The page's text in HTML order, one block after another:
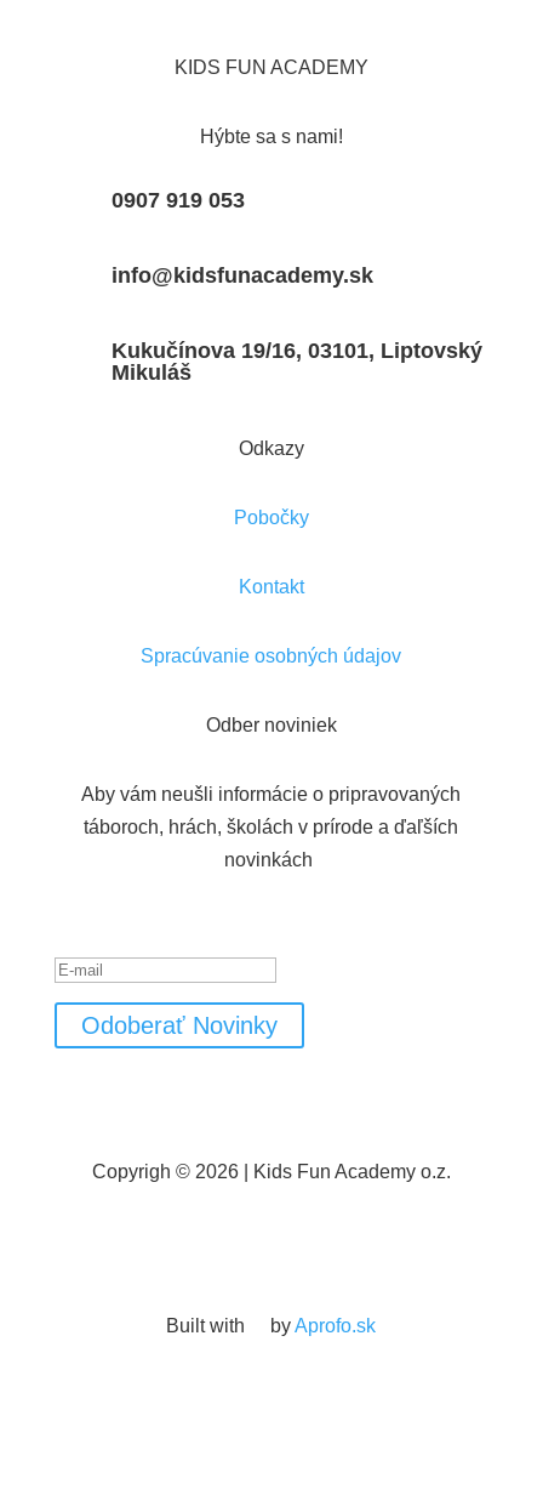
KIDS FUN ACADEMY
Hýbte sa s nami!
0907 919 053
info@kidsfunacademy.sk
Kukučínova 19/16, 03101, Liptovský
Mikuláš
Odkazy
Pobočky
Kontakt
Spracúvanie osobných údajov
Odber noviniek
Aby vám neušli informácie o pripravovaných
táboroch, hrách, školách v prírode a ďaľších
novinkách
Odoberať Novinky
Copyrigh © 2026 | Kids Fun Academy o.z.
Built with byAprofo.sk